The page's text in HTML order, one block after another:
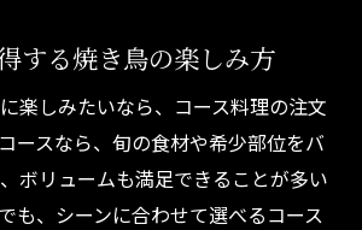
する焼き鳥の楽しみ方
楽しみたいなら、コース料理の注文
ースなら、旬の食材や希少部位をバ
ボリュームも満足できることが多い
も、シーンに合わせて選べるコース